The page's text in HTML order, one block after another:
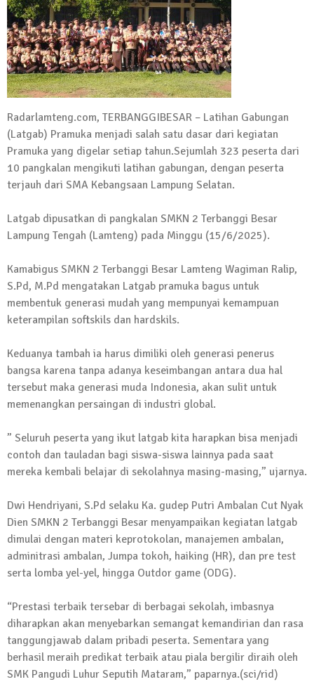
Kadus Untuk Mundur
4 September 2025 | 15:40
News Flash
iklan ucapan HUT RI
20 Agustus 2025 | 14:43
News Flash
Maling Jebol Plafon Konter HP di
Rumbia, Pelaku Ditangkap di Lamtim
26 Juli 2025 | 10:33
News Flash
Lamteng Terkait Dugaan Korupsi Dana
Hibah Koni
News Flash
Berikut Jadwal Debat Kandidat Cabup-
Cawabup Lampung Tengah
13 Oktober 2024 | 12:22
Jumat Berkah SMSI Tulang Bawang
Sasar Sejumlah Warga Kurang Mampu
12 Juli 2024 | 15:15
News Flash
Wisnu Pujana Mengambil Berkas
Penjaringan Balonkada di DPC PDI P
Lamtim
1 Mei 2024 | 12:10
News Flash
Melalui Dumas, Ketua SMSI Waykanan
Laporkan Kasus Pengeroyokan yang
Dialaminya ke Propam Polda Lampung
News Flash
Anggota MPR-RI I Komang Koheri
Kembali Laksanakan Sosialisasi 4 Pilar
Kebangsaan, Kali Ini Digelar di Tubaba
2 Februari 2024 | 11:48
Radarlamteng.com, TERBANGGIBESAR – Latihan Gabungan
(Latgab) Pramuka menjadi salah satu dasar dari kegiatan
Pramuka yang digelar setiap tahun.Sejumlah 323 peserta dari
10 pangkalan mengikuti latihan gabungan, dengan peserta
terjauh dari SMA Kebangsaan Lampung Selatan.
Latgab dipusatkan di pangkalan SMKN 2 Terbanggi Besar
Lampung Tengah (Lamteng) pada Minggu (15/6/2025).
Kamabigus SMKN 2 Terbanggi Besar Lamteng Wagiman Ralip,
S.Pd, M.Pd mengatakan Latgab pramuka bagus untuk
membentuk generasi mudah yang mempunyai kemampuan
keterampilan softskils dan hardskils.
Keduanya tambah ia harus dimiliki oleh generasi penerus
bangsa karena tanpa adanya keseimbangan antara dua hal
tersebut maka generasi muda Indonesia, akan sulit untuk
memenangkan persaingan di industri global.
” Seluruh peserta yang ikut latgab kita harapkan bisa menjadi
contoh dan tauladan bagi siswa-siswa lainnya pada saat
mereka kembali belajar di sekolahnya masing-masing,” ujarnya.
Dwi Hendriyani, S.Pd selaku Ka. gudep Putri Ambalan Cut Nyak
Dien SMKN 2 Terbanggi Besar menyampaikan kegiatan latgab
dimulai dengan materi keprotokolan, manajemen ambalan,
adminitrasi ambalan, Jumpa tokoh, haiking (HR), dan pre test
serta lomba yel-yel, hingga Outdor game (ODG).
“Prestasi terbaik tersebar di berbagai sekolah, imbasnya
diharapkan akan menyebarkan semangat kemandirian dan rasa
tanggungjawab dalam pribadi peserta. Sementara yang
berhasil meraih predikat terbaik atau piala bergilir diraih oleh
SMK Pangudi Luhur Seputih Mataram,” paparnya.(sci/rid)